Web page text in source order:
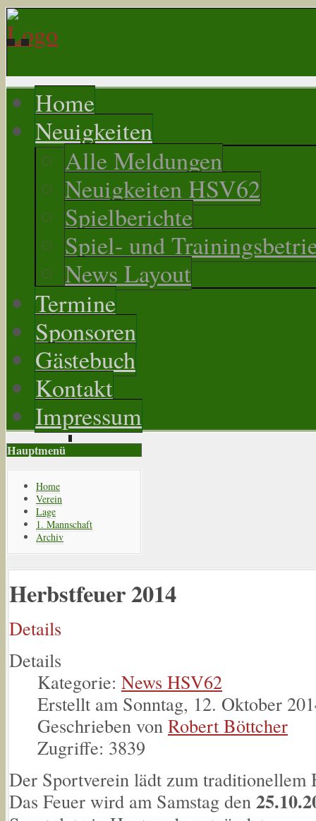
Home
Neuigkeiten
Alle Meldungen
Neuigkeiten HSV62
Spielberichte
Spiel- und
News Layout
Termine
Sponsoren
Gästebuch
Kontakt
Impressum
Hauptmenü
Home
Verein
Lage
1. Mannschaft
Archiv
Herbstfeuer 2014
Details
Details
Kategorie: News HSV62
Erstellt am Sonntag, 12. Oktober
Geschrieben von Robert Böttcher
Zugriffe: 3839
Der Sportverein lädt zum traditionellem
Das Feuer wird am Samstag den